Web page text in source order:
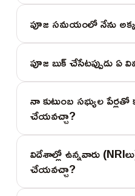
పూజ సమయంలో నేను
పూజ బుక్ చేసేటప్పుడు ఏ
నా కుటుంబ సభ్యుల
చేయవచ్చా?
విదేశాల్లో ఉన్నవారు
చేయవచ్చా?